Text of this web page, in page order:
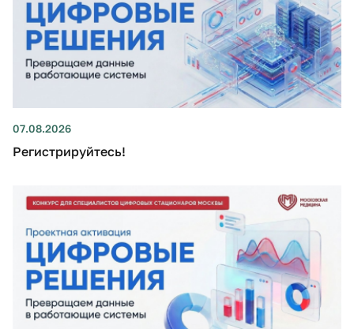
07.08.2026
Регистрируйтесь!